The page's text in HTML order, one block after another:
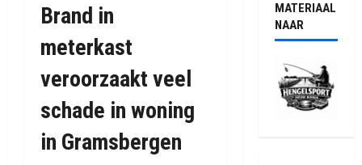
Brand in
meterkast
veroorzaakt veel
schade in woning
in Gramsbergen
MATERIAAL
NAAR